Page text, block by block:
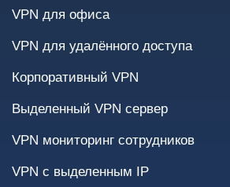
Доступ к внутренним системам
Финансовые системы
Передача чувствительных данных
Критичность простоев
Некритично
VPN для офиса
VPN для удалённого доступа
Корпоративный VPN
Выделенный VPN сервер
VPN мониторинг сотрудников
VPN с выделенным IP